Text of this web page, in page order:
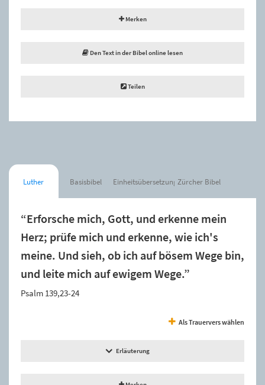
Merken
Den Text in der Bibel online lesen
Teilen
Luther Basisbibel Einheitsübersetzung Zürcher Bibel
“Erforsche mich, Gott, und erkenne mein
Herz; prüfe mich und erkenne, wie ich's
meine. Und sieh, ob ich auf bösem Wege bin,
und leite mich auf ewigem Wege.”
Psalm 139,23-24
Als Trauervers wählen
Erläuterung